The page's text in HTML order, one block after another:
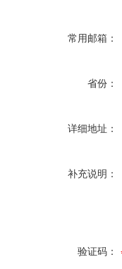
常用邮箱：
省份：
详细地址：
补充说明：
验证码：